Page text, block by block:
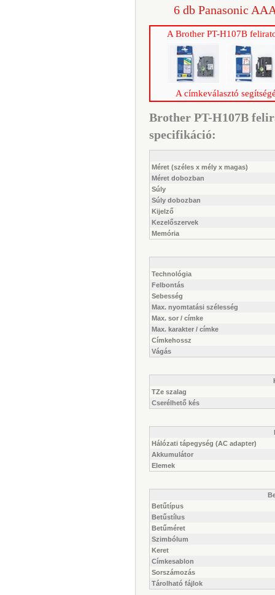
6 db Panasonic
A Brother PT-H107B
A címkeválasztó
Brother PT-H107B
specifikáció:
Méret (széles x mély x magas)
Méret dobozban
Súly
Súly dobozban
Kijelző
Kezelőszervek
Memória
Technológia
Felbontás
Sebesség
Max. nyomtatási szélesség
Max. sor / címke
Max. karakter / címke
Címkehossz
Vágás
TZe szalag
Cserélhető kés
Hálózati tápegység (AC adapter)
Akkumulátor
Elemek
Betűtípus
Betűstílus
Betűméret
Szimbólum
Keret
Címkesablon
Sorszámozás
Tárolható fájlok